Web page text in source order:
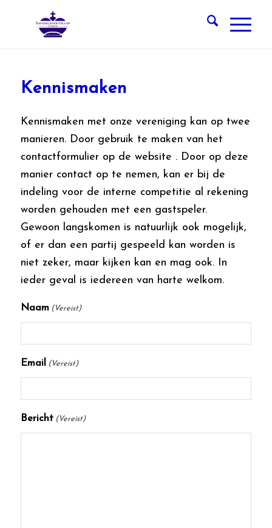
Kennismaken
Kennismaken met onze vereniging kan op twee
manieren. Door gebruik te maken van het
contactformulier op de website . Door op deze
manier contact op te nemen, kan er bij de
indeling voor de interne competitie al rekening
worden gehouden met een gastspeler.
Gewoon langskomen is natuurlijk ook mogelijk,
of er dan een partij gespeeld kan worden is
niet zeker, maar kijken kan en mag ook. In
ieder geval is iedereen van harte welkom.
Naam (Vereist)
Email (Vereist)
Bericht (Vereist)